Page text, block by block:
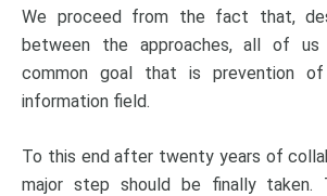
We proceed from the fact that,
between the approaches, all of
common goal that is prevention
information field.
To this end after twenty years of
major step should be finally taken.